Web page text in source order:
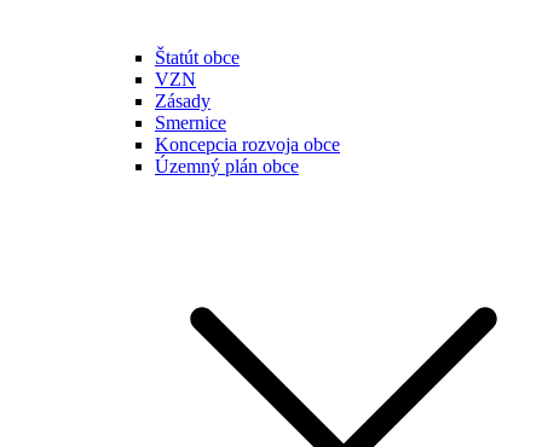
Štatút obce
VZN
Zásady
Smernice
Koncepcia rozvoja obce
Územný plán obce